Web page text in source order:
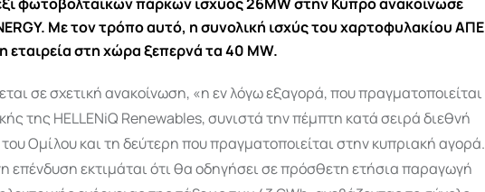
Με τον τρόπο αυτό, η συνολική ισχύς του χαρτοφυλακίου ΑΠΕ
εταιρεία στη χώρα ξεπερνά τα 40 MW.
σε σχετική ανακοίνωση, «η εν λόγω εξαγορά, που πραγματοποιείται
της HELLENiQ Renewables, συνιστά την πέμπτη κατά σειρά διεθνή
Ομίλου και τη δεύτερη που πραγματοποιείται στην κυπριακή αγορά.
επένδυση εκτιμάται ότι θα οδηγήσει σε πρόσθετη ετήσια παραγωγή